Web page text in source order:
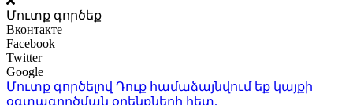
Մուտք գործեք
Вконтакте
Facebook
Twitter
Google
Մուտք գործելով Դուք համաձայնվում եք կայքի
օգտագործման օրենքների հետ.